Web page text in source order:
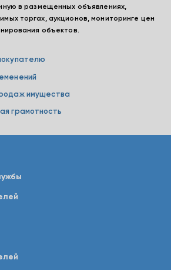
в размещенных объявлениях,
торгах, аукционов, мониторинге цен
объектов.
имущества
грамотность